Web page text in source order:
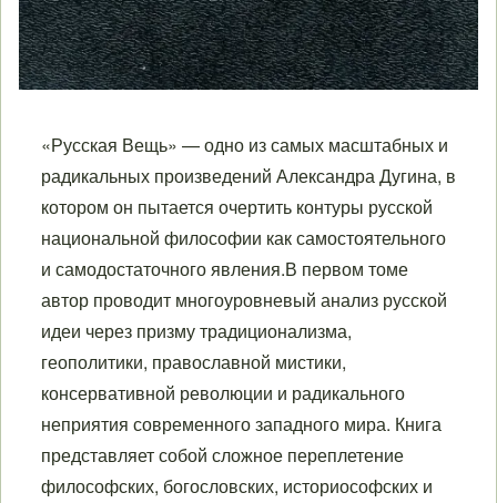
«Русская Вещь» — одно из самых масштабных и
радикальных произведений Александра Дугина, в
котором он пытается очертить контуры русской
национальной философии как самостоятельного
и самодостаточного явления.В первом томе
автор проводит многоуровневый анализ русской
идеи через призму традиционализма,
геополитики, православной мистики,
консервативной революции и радикального
неприятия современного западного мира. Книга
представляет собой сложное переплетение
философских, богословских, историософских и